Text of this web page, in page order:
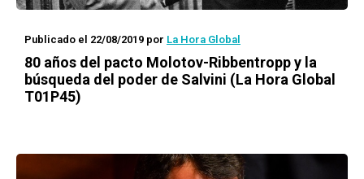
Publicado el 22/08/2019 por La Hora Global
80 años del pacto Molotov-Ribbentropp y la
búsqueda del poder de Salvini (La Hora Global
T01P45)